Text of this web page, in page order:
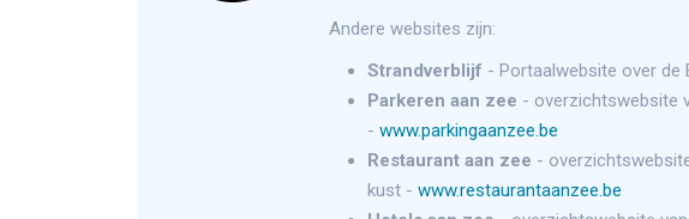
Andere websites zijn:
Strandverblijf - Portaalwebsite over de
Parkeren aan zee - overzichtswebsite
- www.parkingaanzee.be
Restaurant aan zee -
kust - www.restaurantaanzee.be